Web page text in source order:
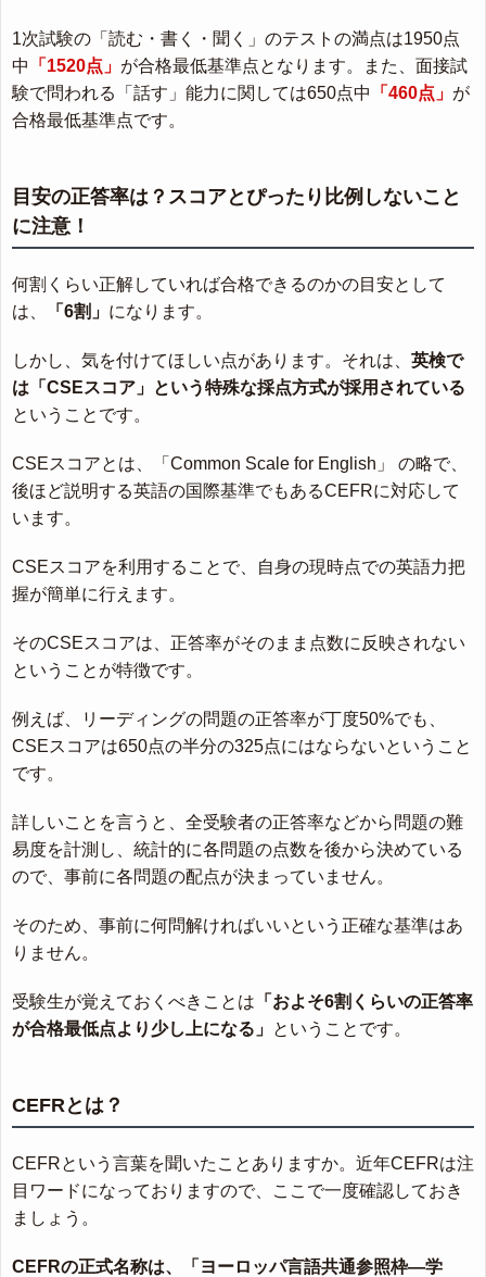
1次試験の「読む・書く・聞く」のテストの満点は1950点
中
「1520点」 が合格最低基準点となります。また、面接試
験で問われる「話す」能力に関しては650点中
「460点」 が
合格最低基準点です。
目安の正答率は？スコアとぴったり比例しないこと
に注意！
何割くらい正解していれば合格できるのかの目安として
は、
「6割」 になります。
しかし、気を付けてほしい点があります。それは、 英検で
は「CSEスコア」という特殊な採点方式が採用されている
ということです。
CSEスコアとは、「Common Scale for English」 の略で、
後ほど説明する英語の国際基準でもあるCEFRに対応して
います。
CSEスコアを利用することで、自身の現時点での英語力把
握が簡単に行えます。
そのCSEスコアは、正答率がそのまま点数に反映されない
ということが特徴です。
例えば、リーディングの問題の正答率が丁度50%でも、
CSEスコアは650点の半分の325点にはならないということ
です。
詳しいことを言うと、全受験者の正答率などから問題の難
易度を計測し、統計的に各問題の点数を後から決めている
ので、事前に各問題の配点が決まっていません。
そのため、事前に何問解ければいいという正確な基準はあ
りません。
受験生が覚えておくべきことは 「およそ6割くらいの正答率
が合格最低点より少し上になる」 ということです。
CEFRとは？
CEFRという言葉を聞いたことありますか。近年CEFRは注
目ワードになっておりますので、ここで一度確認しておき
ましょう。
CEFRの正式名称は、「ヨーロッパ言語共通参照枠―学